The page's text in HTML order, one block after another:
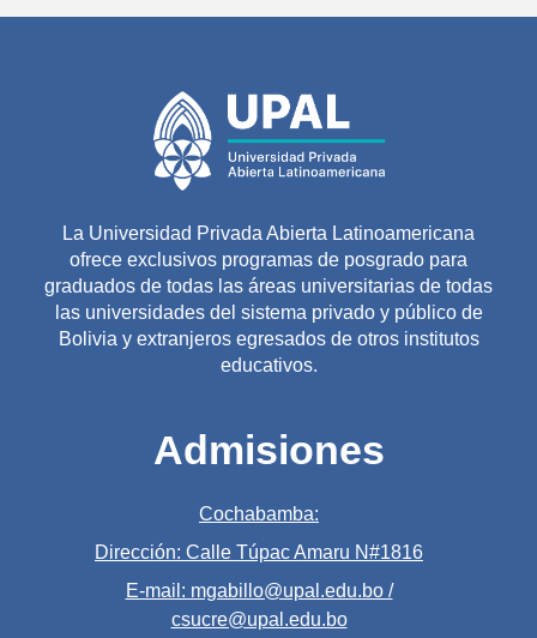
La Universidad Privada Abierta Latinoamericana
ofrece exclusivos programas de posgrado para
graduados de todas las áreas universitarias de todas
las universidades del sistema privado y público de
Bolivia y extranjeros egresados de otros institutos
educativos.
Admisiones
Cochabamba:
Dirección: Calle Túpac Amaru N#1816
E-mail: mgabillo@upal.edu.bo /
csucre@upal.edu.bo